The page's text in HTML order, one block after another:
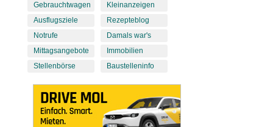
Gebrauchtwagen
Ausflugsziele
Notrufe
Mittagsangebote
Stellenbörse
Kleinanzeigen
Rezepteblog
Damals war's
Immobilien
Baustelleninfo